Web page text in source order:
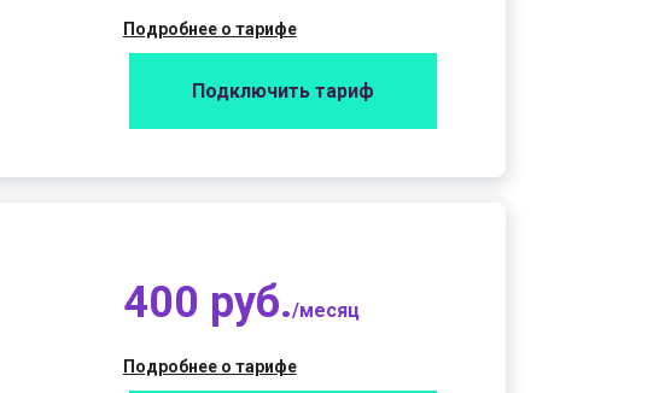
Подробнее о тарифе
Подключить тариф
400 руб./месяц
Подробнее о тарифе